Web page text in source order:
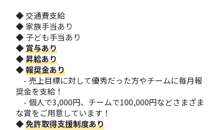
◆ 交通費支給
◆ 家族手当あり
◆ 子ども手当あり
◆賞与あり
◆昇給あり
◆報奨金あり
- 売上目標に対して優秀だった方やチームに毎月報
奨金を支給！
- 個人で3,000円、チームで100,000円などさまざま
な賞をご用意しています！
◆免許取得支援制度あり